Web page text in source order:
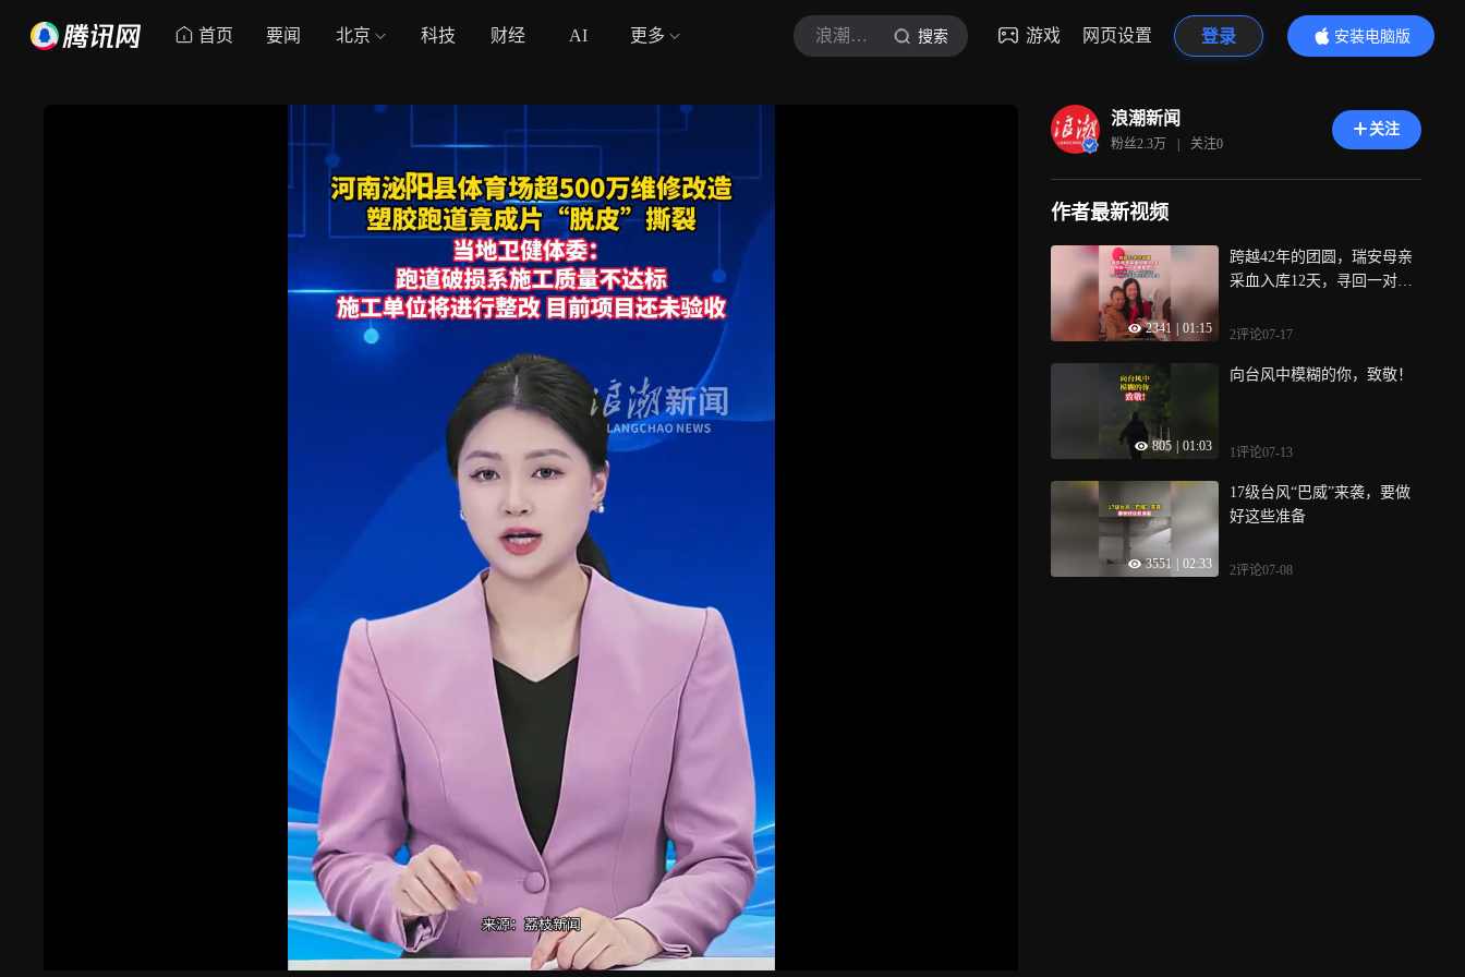
首页 要闻 北京 科技 财经 AI 更多 浪潮新闻 搜索 游戏 网页设置 登录
安装电脑版
内容更精彩
浪潮新闻
粉丝2.3万 | 关注0
关注
作者最新视频
2341 01:15
跨越42年的团圆，瑞安母亲
采血入库12天，寻回一对双
地北的亲人“重逢”
2评论07-17
805 01:03
向台风中模糊的你，致敬！
1评论07-13
3551 02:33
17级台风“巴威”来袭，要做
好这些准备
2评论07-08